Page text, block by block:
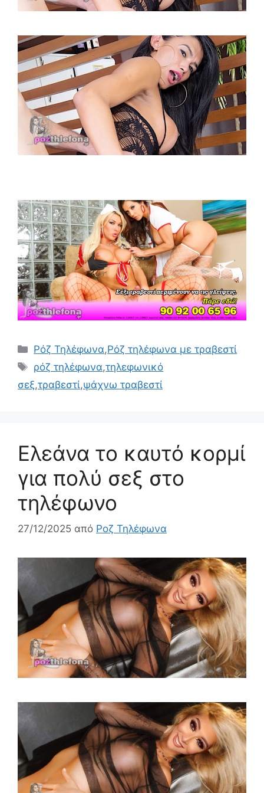
Κατηγορίες
Ρόζ Τηλέφωνα,Ρόζ τηλέφωνα με τραβεστί
Ετικέτες
ρόζ τηλέφωνα,τηλεφωνικό
σεξ,τραβεστί,ψάχνω τραβεστί
Ελεάνα το καυτό κορμί
για πολύ σεξ στο
τηλέφωνο
27/12/2025 από Ροζ Τηλέφωνα